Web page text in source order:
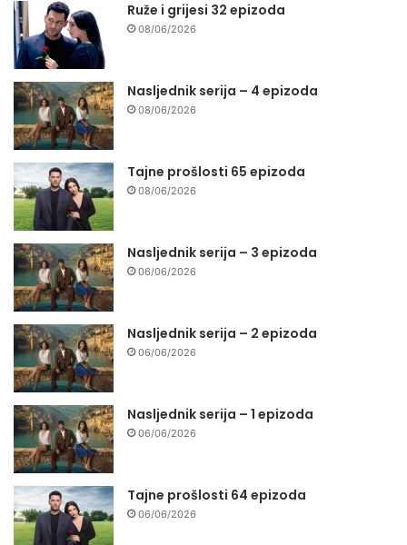
Ruže i grijesi 32 epizoda
08/06/2026
Nasljednik serija – 4 epizoda
08/06/2026
Tajne prošlosti 65 epizoda
08/06/2026
Nasljednik serija – 3 epizoda
06/06/2026
Nasljednik serija – 2 epizoda
06/06/2026
Nasljednik serija – 1 epizoda
06/06/2026
Tajne prošlosti 64 epizoda
06/06/2026